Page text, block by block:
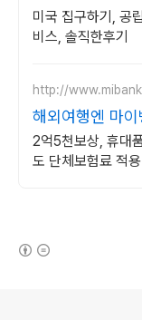
미국 집구하기, 공
비스, 솔직한후기
http://
해외여행엔 마
2억5천보상, 휴대
도 단체보험료 적용